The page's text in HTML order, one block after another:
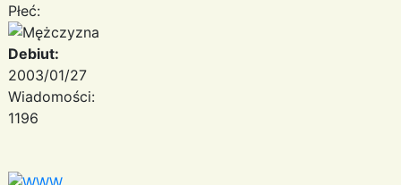
Płeć:
Debiut:
2003/01/27
Wiadomości:
1196